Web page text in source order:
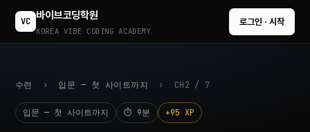
VC 바이브코딩학원
KOREA VIBE CODING ACADEMY
로그인 · 시작
수련 › 입문 — 첫 사이트까지 › CH2 / 7
입문 — 첫 사이트까지 ⏱ 9분 +95 XP